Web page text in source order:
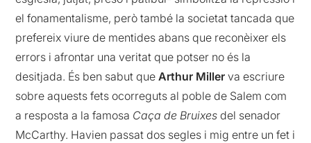
el fonamentalisme, però també la societat tancada que
prefereix viure de mentides abans que reconèixer els
errors i afrontar una veritat que potser no és la
desitjada. És ben sabut queArthur Miller va escriure
sobre aquests fets ocorreguts al poble de Salem com
a resposta a la famosa Caça de Bruixes del senador
McCarthy. Havien passat dos segles i mig entre un fet i